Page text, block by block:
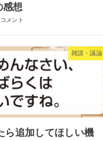
感想
メント
雑談・議論
ら追加してほしい機